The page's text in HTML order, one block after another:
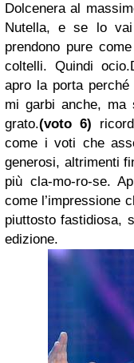
Dolcenera al
Nutella, e se lo
prendono pure
coltelli. Quindi
apro la porta
mi garbi anche,
grato.(voto 6)
come i voti che
generosi, altrimenti
più cla-mo-ro-se.
come l’impressione
piuttosto fastidiosa,
edizione.